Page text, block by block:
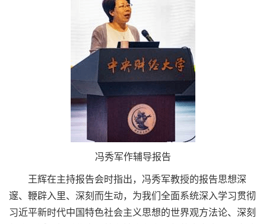
冯秀军作辅导报告
王辉在主持报告会时指出，冯秀军教授的报告思想深
邃、鞭辟入里、深刻而生动，为我们全面系统深入学习贯彻
习近平新时代中国特色社会主义思想的世界观方法论、深刻